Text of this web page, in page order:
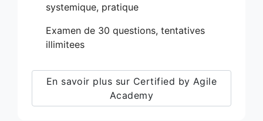
systemique, pratique
Examen de 30 questions, tentatives
illimitees
En savoir plus sur Certified by Agile
Academy